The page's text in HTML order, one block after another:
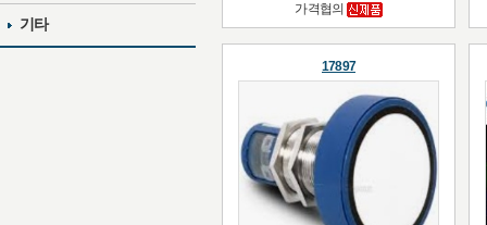
기타
가격협의
17897